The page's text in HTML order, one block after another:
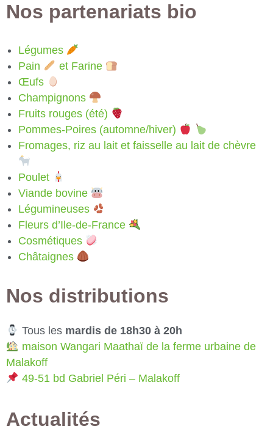
Nos partenariats bio
Légumes
Pain
et Farine
Œufs
Champignons
Fruits rouges (été)
Pommes-Poires (automne/hiver)
Fromages, riz au lait et faisselle au lait de chèvre
Poulet
Viande bovine
Légumineuses
Fleurs d’Ile-de-France
Cosmétiques
Châtaignes
Nos distributions
Tous lesmardis de 18h30 à 20h
maison Wangari Maathaï de la ferme urbaine de
Malakoff
49-51 bd Gabriel Péri – Malakoff
Actualités